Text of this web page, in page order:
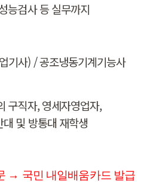
능검사 등 실무까지
기사) / 공조냉동기계기능사
구직자, 영세자영업자,
및 방통대 재학생
→ 국민 내일배움카드 발급